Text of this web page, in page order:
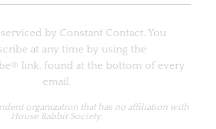
by Constant Contact. You
at any time by using the
link, found at the bottom of every
email.
organizationthat has no affiliation with
House Rabbit Society.